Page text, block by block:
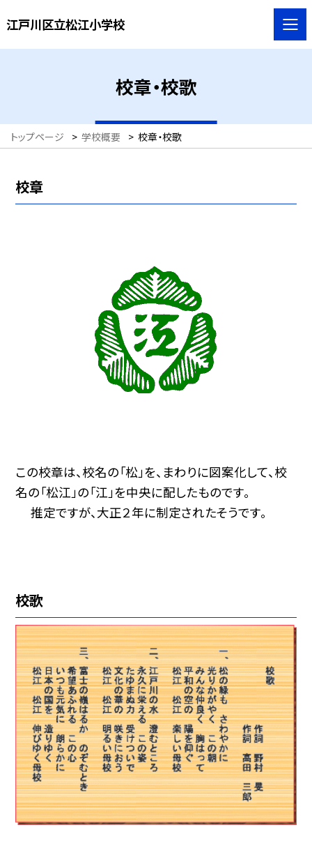
江戸川区立松江小学校
校章・校歌
トップページ > 学校概要 > 校章・校歌
校章
この校章は、校名の「松」を、まわりに図案化して、校
名の「松江」の「江」を中央に配したものです。
推定ですが、大正２年に制定されたそうです。
校歌